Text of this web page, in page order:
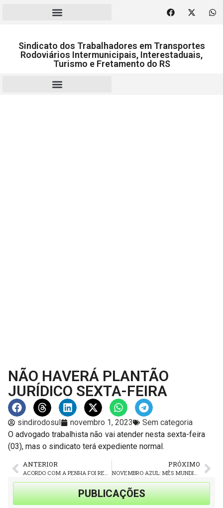
Sindicato dos Trabalhadores em Transportes
Rodoviários Intermunicipais, Interestaduais,
Turismo e Fretamento do RS
NÃO HAVERÁ PLANTÃO
JURÍDICO SEXTA-FEIRA
sindirodosul novembro 1, 2023
Sem categoria
O advogado trabalhista não vai atender nesta sexta-feira
(03), mas o sindicato terá expediente normal.
ANTERIOR
ACORDO COM A PENHA FOI REGISTRADO NO MTE NESTA QUARTA-FEIRA
PRÓXIMO
NOVEMBRO AZUL: MÊS MUNDIAL DE COMBATE AO CÂNCER DE PRÓSTATA
PUBLICAÇÕES